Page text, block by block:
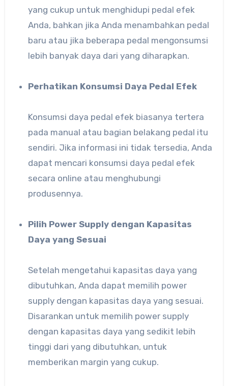
yang cukup untuk menghidupi pedal efek
Anda, bahkan jika Anda menambahkan pedal
baru atau jika beberapa pedal mengonsumsi
lebih banyak daya dari yang diharapkan.
Perhatikan Konsumsi Daya Pedal Efek
Konsumsi daya pedal efek biasanya tertera
pada manual atau bagian belakang pedal itu
sendiri. Jika informasi ini tidak tersedia, Anda
dapat mencari konsumsi daya pedal efek
secara online atau menghubungi
produsennya.
Pilih Power Supply dengan Kapasitas
Daya yang Sesuai
Setelah mengetahui kapasitas daya yang
dibutuhkan, Anda dapat memilih power
supply dengan kapasitas daya yang sesuai.
Disarankan untuk memilih power supply
dengan kapasitas daya yang sedikit lebih
tinggi dari yang dibutuhkan, untuk
memberikan margin yang cukup.